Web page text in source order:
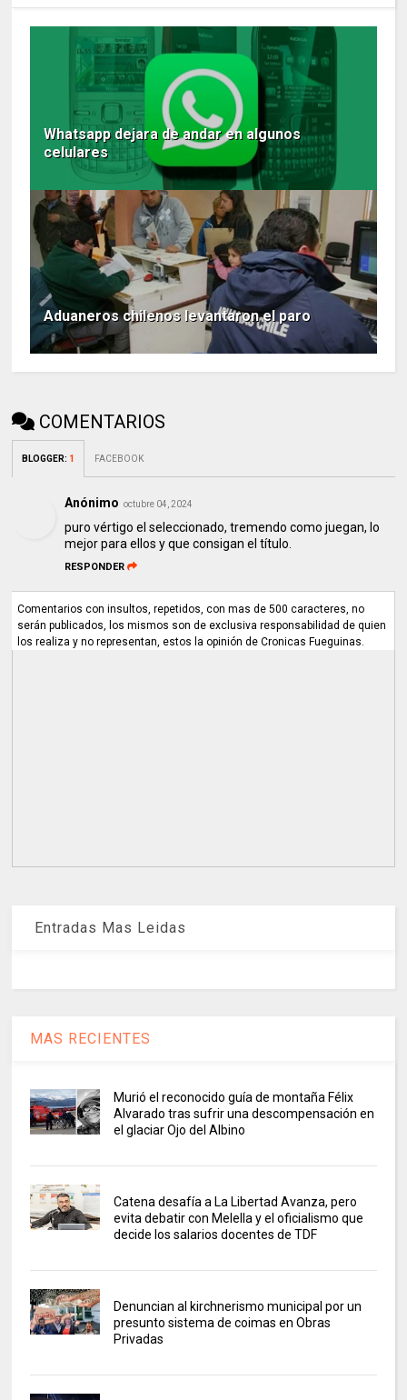
Whatsapp dejara de andar en algunos
celulares
Aduaneros chilenos levantaron el paro
COMENTARIOS
BLOGGER: 1 FACEBOOK
Anónimo octubre 04, 2024
puro vértigo el seleccionado, tremendo como juegan, lo
mejor para ellos y que consigan el título.
RESPONDER
Comentarios con insultos, repetidos, con mas de 500 caracteres, no
serán publicados, los mismos son de exclusiva responsabilidad de quien
los realiza y no representan, estos la opinión de Cronicas Fueguinas.
Entradas Mas Leidas
MAS RECIENTES
Murió el reconocido guía de montaña Félix
Alvarado tras sufrir una descompensación en
el glaciar Ojo del Albino
Catena desafía a La Libertad Avanza, pero
evita debatir con Melella y el oficialismo que
decide los salarios docentes de TDF
Denuncian al kirchnerismo municipal por un
presunto sistema de coimas en Obras
Privadas